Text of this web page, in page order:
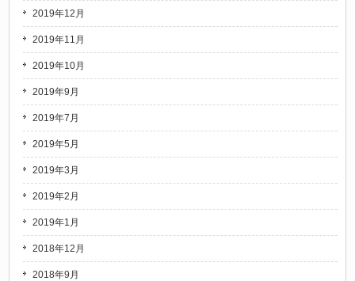
2019年12月
2019年11月
2019年10月
2019年9月
2019年7月
2019年5月
2019年3月
2019年2月
2019年1月
2018年12月
2018年9月